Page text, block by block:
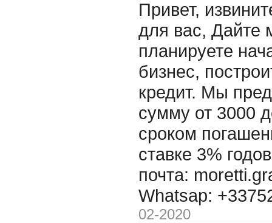
Привет,
для вас, Дайте
планируете
бизнес,
кредит. Мы
сумму от 3000
сроком
ставке 3%
почта:
Whatsap:
02-2020